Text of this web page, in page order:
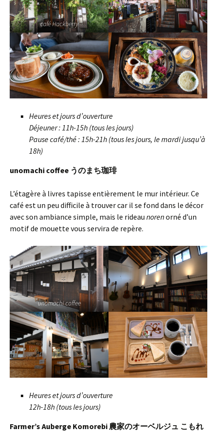
café Hackberry
Heures et jours d’ouverture
Déjeuner : 11h-15h (tous les jours)
Pause café/thé : 15h-21h (tous les jours, le mardi jusqu’à
18h)
unomachi coffee うのまち珈琲
L’étagère à livres tapisse entièrement le mur intérieur. Ce
café est un peu difficile à trouver car il se fond dans le décor
avec son ambiance simple, mais le rideau norenorné d’un
motif de mouette vous servira de repère.
unomachi coffee
Heures et jours d’ouverture
12h-18h (tous les jours)
Farmer’s Auberge Komorebi 農家のオーベルジュ こもれ